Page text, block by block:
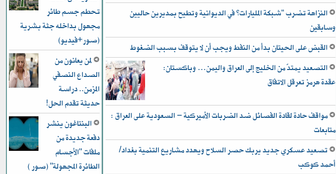
النزاهة تضرب “شبكة المليارات” في الديوانية وتطيح بمديرين حاليين
وسابقين
القبض على الحيتان بدأ من النفط ويجب أن لا يتوقف بسبب الضغوط
التصعيد يمتدّ من الخليج إلى العراق واليمن… وباكستان:
عقدة هرمز تعرقل الاتفاق
مواقف حادة لقادة الفصائل ضد الضربات الأميركية – السعودية على العراق :
متابعات
تصعيد عسكري جديد يربك حصر السلاح ويهدد مشاريع التنمية بغداد/
أحمد كوكب
تحطم جسم طائر
مجهول بداخله جثة بشرية
(صور+فيديو)
لمن يعانون من
الصداع النصفي
المزمن.. دراسة
حديثة تقدم الحل!
البنتاغون ينشر
دفعة جديدة من
ملفات "الأجسام
الطائرة المجهولة" (صور )